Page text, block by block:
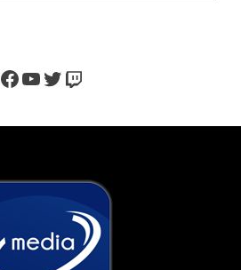
Facebook
YouTube
Twitter
Twitch